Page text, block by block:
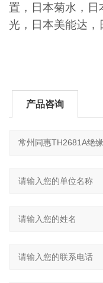
置，日本菊水，日
光，日本美能达，
产品咨询